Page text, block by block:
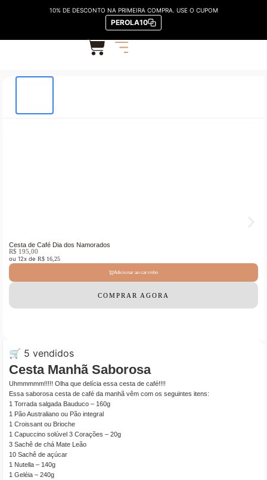
10% DE DESCONTO NA PRIMEIRA COMPRA. USE O CUPOM
PEROLA10
CESTAS DE CAFÉ DA MANHÃ
Cesta de Café Dia dos Namorados
R$ 195,00
ou 12x deR$ 16,25
Adicionar ao carrinho
COMPRAR AGORA
🛒 5 vendidos
Cesta Manhã Saborosa
Uhmmmmm!!!!! Olha que delícia essa cesta de café!!!!
Essa saborosa cesta de café da manhã vêm com os seguintes itens:
1 Torrada salgada Bauduco – 160g
1 Pão Australiano ou Pão integral
1 Croissant ou Brioche
1 Capuccino solúvel 3 Corações – 20g
3 Sachê de chá Mate Leão
10 Sachê de açúcar
1 Nutella – 140g
1 Geléia – 240g